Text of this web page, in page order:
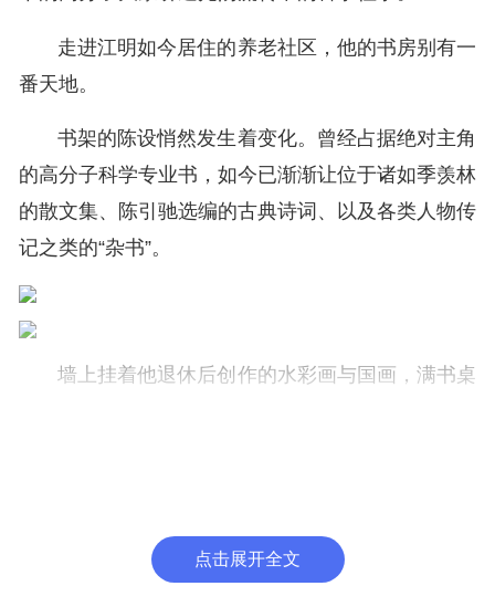
走进江明如今居住的养老社区，他的书房别有一
番天地。
书架的陈设悄然发生着变化。曾经占据绝对主角
的高分子科学专业书，如今已渐渐让位于诸如季羡林
的散文集、陈引驰选编的古典诗词、以及各类人物传
记之类的“杂书”。
墙上挂着他退休后创作的水彩画与国画，满书桌
三年前，他与学生一起创办了名为“旦苑晨钟”的
公众号，专门记录科学家和科学背后的真实故事，如
点击展开全文